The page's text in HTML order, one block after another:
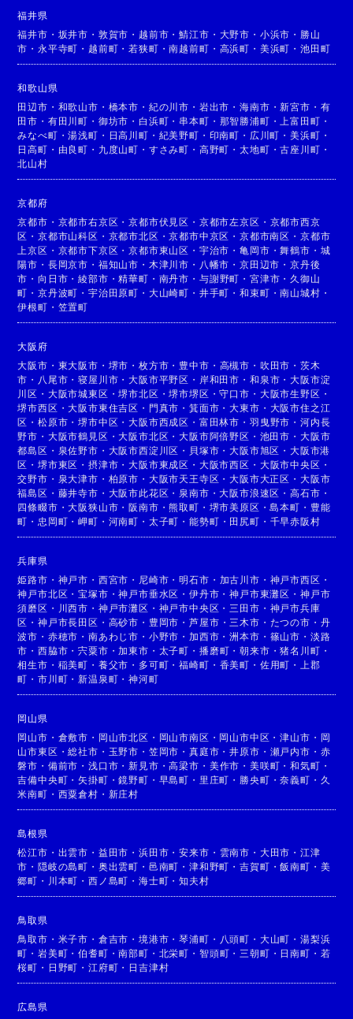
福井県
福井市 ・ 坂井市 ・ 敦賀市 ・ 越前市 ・鯖江市 ・ 大野市 ・ 小浜市 ・ 勝山
市 ・永平寺町 ・ 越前町 ・若狭町 ・南越前町 ・ 高浜町 ・ 美浜町 ・ 池田町
和歌山県
田辺市 ・ 和歌山市 ・ 橋本市 ・ 紀の川市 ・ 岩出市 ・海南市 ・新宮市 ・ 有
田市 ・ 有田川町 ・ 御坊市 ・ 白浜町 ・ 串本町 ・ 那智勝浦町 ・ 上富田町 ・
みなべ町 ・湯浅町 ・ 日高川町 ・ 紀美野町 ・ 印南町 ・ 広川町 ・美浜町 ・
日高町 ・ 由良町 ・ 九度山町 ・ すさみ町 ・ 高野町 ・太地町 ・古座川町 ・
北山村
京都府
京都市 ・ 京都市右京区 ・京都市伏見区 ・ 京都市左京区 ・ 京都市西京
区 ・京都市山科区 ・ 京都市北区 ・京都市中京区 ・京都市南区 ・ 京都市
上京区 ・ 京都市下京区 ・京都市東山区 ・ 宇治市 ・亀岡市 ・舞鶴市 ・ 城
陽市 ・ 長岡京市 ・ 福知山市 ・ 木津川市 ・ 八幡市 ・京田辺市 ・京丹後
市 ・向日市 ・綾部市 ・精華町 ・ 南丹市 ・ 与謝野町 ・ 宮津市 ・ 久御山
町 ・京丹波町 ・宇治田原町 ・ 大山崎町 ・ 井手町 ・和束町 ・南山城村 ・
伊根町 ・ 笠置町
大阪府
大阪市 ・ 東大阪市 ・ 堺市 ・枚方市 ・ 豊中市 ・ 高槻市 ・ 吹田市 ・ 茨木
市 ・ 八尾市 ・寝屋川市 ・大阪市平野区 ・ 岸和田市 ・ 和泉市 ・大阪市淀
川区 ・ 大阪市城東区 ・堺市北区 ・堺市堺区 ・守口市 ・ 大阪市生野区 ・
堺市西区 ・大阪市東住吉区 ・ 門真市 ・箕面市 ・大東市 ・ 大阪市住之江
区 ・松原市 ・堺市中区 ・大阪市西成区 ・ 富田林市 ・ 羽曳野市 ・ 河内長
野市 ・ 大阪市鶴見区 ・大阪市北区 ・大阪市阿倍野区 ・ 池田市 ・ 大阪市
都島区 ・ 泉佐野市 ・ 大阪市西淀川区 ・ 貝塚市 ・大阪市旭区 ・大阪市港
区 ・堺市東区 ・摂津市 ・大阪市東成区 ・ 大阪市西区 ・ 大阪市中央区 ・
交野市 ・ 泉大津市 ・ 柏原市 ・ 大阪市天王寺区 ・大阪市大正区 ・ 大阪市
福島区 ・ 藤井寺市 ・ 大阪市此花区 ・ 泉南市 ・大阪市浪速区 ・高石市 ・
四條畷市 ・大阪狭山市 ・阪南市 ・熊取町 ・ 堺市美原区 ・島本町 ・ 豊能
町 ・ 忠岡町 ・岬町 ・ 河南町 ・ 太子町 ・能勢町 ・ 田尻町 ・ 千早赤阪村
兵庫県
姫路市 ・ 神戸市 ・ 西宮市 ・ 尼崎市 ・明石市 ・ 加古川市 ・ 神戸市西区 ・
神戸市北区 ・宝塚市 ・神戸市垂水区 ・伊丹市 ・神戸市東灘区 ・ 神戸市
須磨区 ・ 川西市 ・ 神戸市灘区 ・ 神戸市中央区 ・ 三田市 ・ 神戸市兵庫
区 ・神戸市長田区 ・ 高砂市 ・ 豊岡市 ・芦屋市 ・ 三木市 ・ たつの市 ・ 丹
波市 ・ 赤穂市 ・南あわじ市 ・ 小野市 ・加西市 ・洲本市 ・ 篠山市 ・ 淡路
市 ・西脇市 ・宍粟市 ・加東市 ・ 太子町 ・ 播磨町 ・朝来市 ・猪名川町 ・
相生市 ・ 稲美町 ・ 養父市 ・ 多可町 ・福崎町 ・ 香美町 ・ 佐用町 ・
上郡
町 ・市川町 ・新温泉町 ・神河町
岡山県
岡山市 ・ 倉敷市 ・ 岡山市北区 ・ 岡山市南区 ・ 岡山市中区 ・津山市 ・ 岡
山市東区 ・総社市 ・ 玉野市 ・ 笠岡市 ・真庭市 ・井原市 ・ 瀬戸内市 ・ 赤
磐市 ・ 備前市 ・浅口市 ・新見市 ・高梁市 ・ 美作市 ・ 美咲町 ・和気町 ・
吉備中央町 ・矢掛町 ・鏡野町 ・ 早島町 ・ 里庄町 ・ 勝央町 ・奈義町 ・ 久
米南町 ・ 西粟倉村 ・ 新庄村
島根県
松江市 ・ 出雲市 ・ 益田市 ・浜田市 ・安来市 ・ 雲南市 ・ 大田市 ・ 江津
市 ・隠岐の島町 ・ 奥出雲町 ・ 邑南町 ・津和野町 ・吉賀町 ・飯南町 ・ 美
郷町 ・ 川本町 ・西ノ島町 ・海士町 ・知夫村
鳥取県
鳥取市 ・ 米子市 ・ 倉吉市 ・境港市 ・琴浦町 ・ 八頭町 ・ 大山町 ・ 湯梨浜
町 ・岩美町 ・伯耆町 ・南部町 ・ 北栄町 ・ 智頭町 ・ 三朝町 ・ 日南町 ・ 若
桜町 ・ 日野町 ・江府町 ・ 日吉津村
広島県